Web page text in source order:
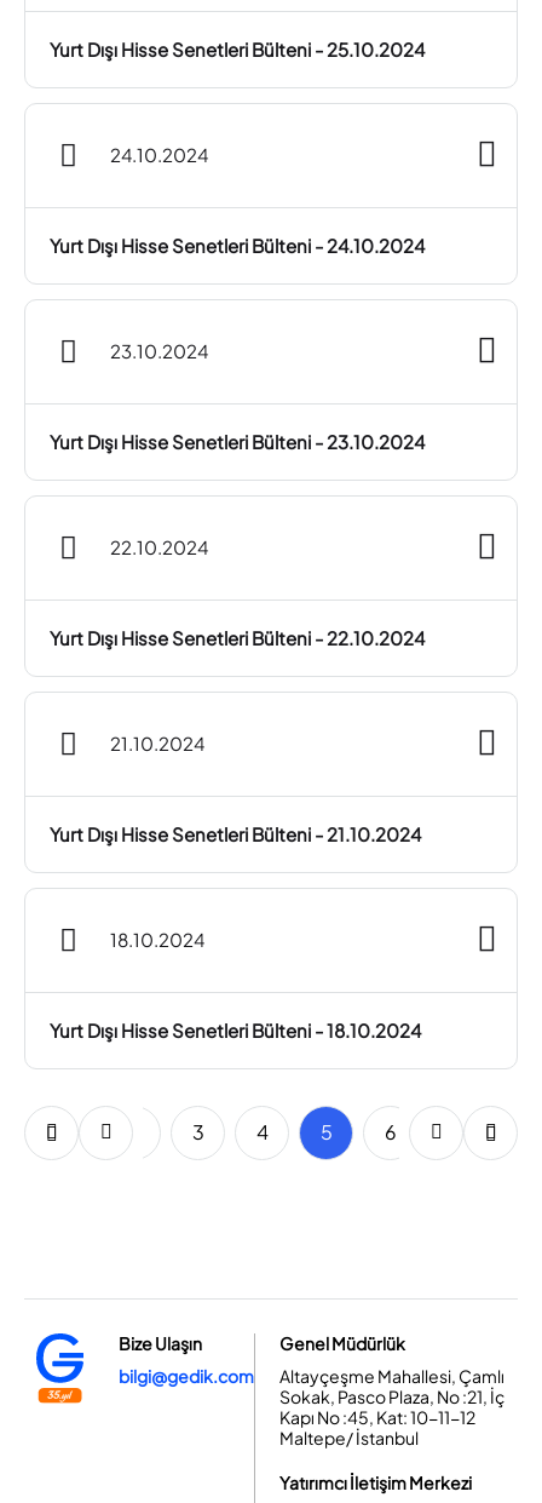
Yurt Dışı Hisse Senetleri Bülteni - 25.10.2024
24.10.2024
Yurt Dışı Hisse Senetleri Bülteni - 24.10.2024
23.10.2024
Yurt Dışı Hisse Senetleri Bülteni - 23.10.2024
22.10.2024
Yurt Dışı Hisse Senetleri Bülteni - 22.10.2024
21.10.2024
Yurt Dışı Hisse Senetleri Bülteni - 21.10.2024
18.10.2024
Yurt Dışı Hisse Senetleri Bülteni - 18.10.2024
2 3 4 5 6 8
Bize Ulaşın
bilgi@gedik.com
Genel Müdürlük
Altayçeşme Mahallesi, Çamlı
Sokak, Pasco Plaza, No :21, İç
Kapı No :45, Kat: 10-11-12
Maltepe/ İstanbul
Yatırımcı İletişim Merkezi